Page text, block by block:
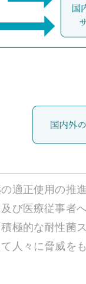
適正使用の推
び医療従事者
極的な耐性菌
人々に脅威を